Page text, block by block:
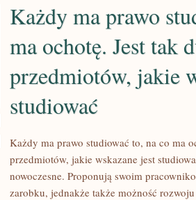
KUROWANIU
KAŻDY
PRAWO
STUDIOWAĆ
Każdy ma prawo
ma ochotę. Jest tak
przedmiotów, jakie
studiować
Każdy ma prawo studiować to, na co ma
przedmiotów, jakie wskazane jest
nowoczesne. Proponują swoim
zarobku, jednakże także możność rozwoju